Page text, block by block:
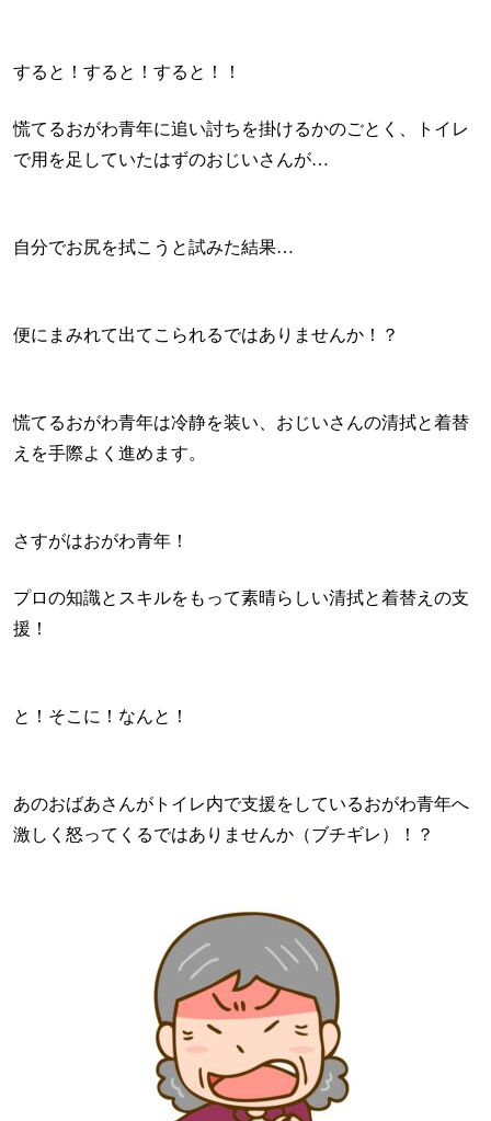
すると！すると！すると！！
慌てるおがわ青年に追い討ちを掛けるかのごとく、トイレ
で用を足していたはずのおじいさんが…
自分でお尻を拭こうと試みた結果…
便にまみれて出てこられるではありませんか！？
慌てるおがわ青年は冷静を装い、おじいさんの清拭と着替
えを手際よく進めます。
さすがはおがわ青年！
プロの知識とスキルをもって素晴らしい清拭と着替えの支
援！
と！そこに！なんと！
あのおばあさんがトイレ内で支援をしているおがわ青年へ
激しく怒ってくるではありませんか（ブチギレ）！？